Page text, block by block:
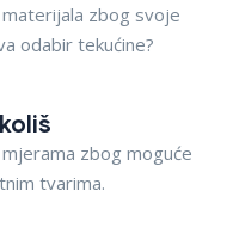
zbog svoje
odabir tekućine?
zbog moguće
tvarima.